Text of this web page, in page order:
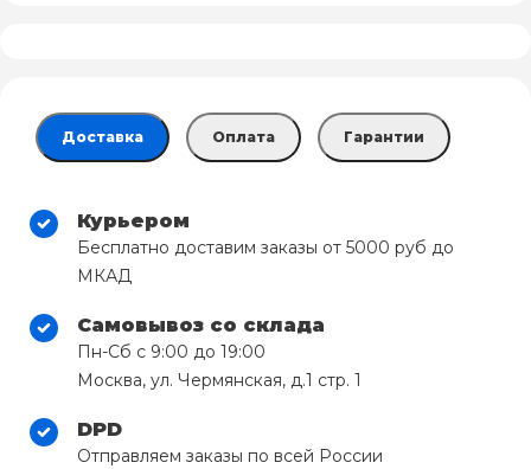
Доставка Оплата Гарантии
Курьером
Бесплатно доставим заказы от 5000 руб до
МКАД
Самовывоз со склада
Пн-Сб с 9:00 до 19:00
Москва, ул. Чермянская, д.1 стр. 1
DPD
Отправляем заказы по всей России